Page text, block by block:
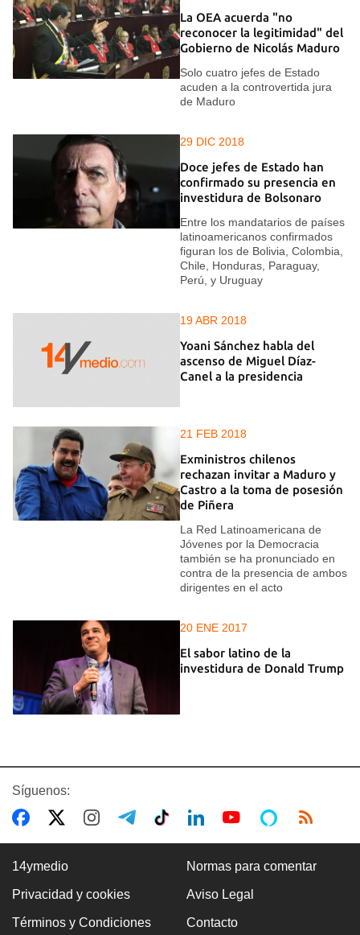
La OEA acuerda "no
reconocer la legitimidad" del
Gobierno de Nicolás Maduro
Solo cuatro jefes de Estado
acuden a la controvertida jura
de Maduro
29 DIC 2018
Doce jefes de Estado han
confirmado su presencia en
investidura de Bolsonaro
Entre los mandatarios de países
latinoamericanos confirmados
figuran los de Bolivia, Colombia,
Chile, Honduras, Paraguay,
Perú, y Uruguay
19 ABR 2018
Yoani Sánchez habla del
ascenso de Miguel Díaz-
Canel a la presidencia
21 FEB 2018
Exministros chilenos
rechazan invitar a Maduro y
Castro a la toma de posesión
de Piñera
La Red Latinoamericana de
Jóvenes por la Democracia
también se ha pronunciado en
contra de la presencia de ambos
dirigentes en el acto
20 ENE 2017
El sabor latino de la
investidura de Donald Trump
Síguenos:
14ymedio Normas para comentar
Privacidad y cookies Aviso Legal
Términos y Condiciones Contacto